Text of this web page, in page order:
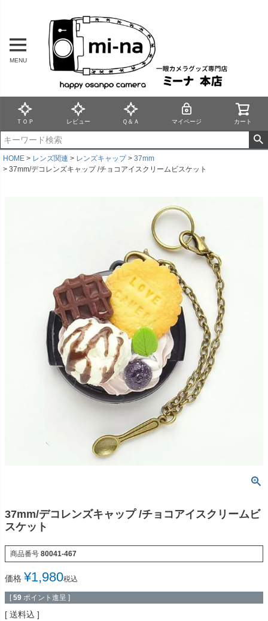
MENU
ＴＯＰ レビュー Ｑ＆Ａ マイページ カート
HOME レンズ関連 レンズキャップ
37mm
37mm/デコレンズキャップ /チョコアイスクリームビスケット
37mm/デコレンズキャップ /チョコアイスクリームビ
スケット
商品番号 80041-467
価格 ¥1,980税込
[ 59 ポイント進呈 ]
送料込